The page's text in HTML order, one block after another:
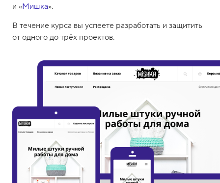
и «Мишка».
В течение курса вы успеете разработать и защитить
от одного до трёх проектов.